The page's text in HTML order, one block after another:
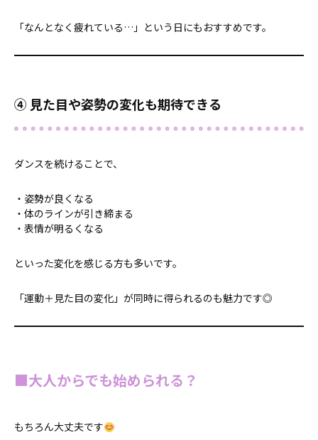
「なんとなく疲れている…」という日にもおすすめです。
④ 見た目や姿勢の変化も期待できる
ダンスを続けることで、
・姿勢が良くなる
・体のラインが引き締まる
・表情が明るくなる
といった変化を感じる方も多いです。
「運動＋見た目の変化」が同時に得られるのも魅力です◎
■大人からでも始められる？
もちろん大丈夫です